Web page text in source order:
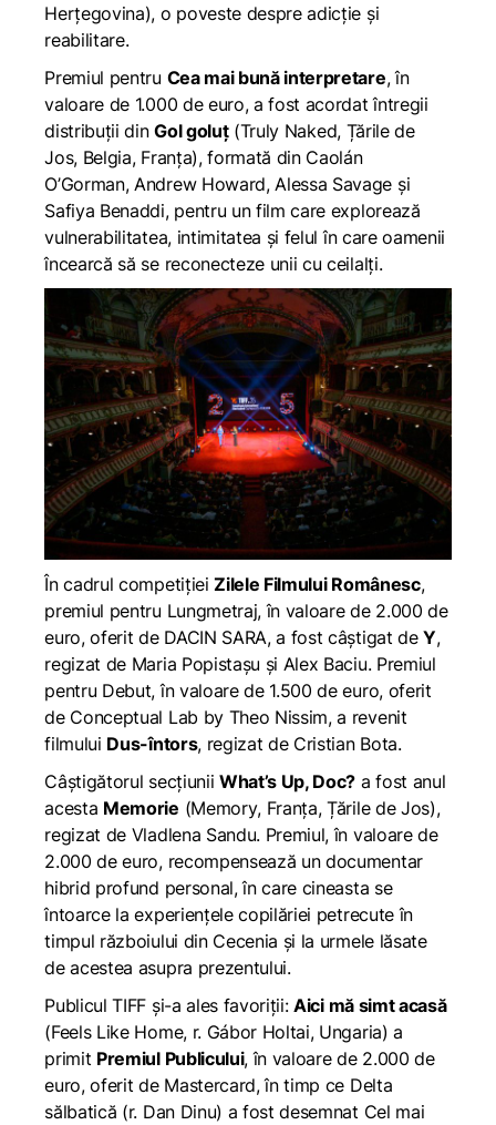
Herțegovina), o poveste despre adicție și
reabilitare.
Premiul pentru Cea mai bună interpretare, în
valoare de 1.000 de euro, a fost acordat întregii
distribuții dinGol goluț (Truly Naked, Țările de
Jos, Belgia, Franța), formată din Caolán
O’Gorman, Andrew Howard, Alessa Savage și
Safiya Benaddi, pentru un film care explorează
vulnerabilitatea, intimitatea și felul în care oamenii
încearcă să se reconecteze unii cu ceilalți.
În cadrul competițieiZilele Filmului Românesc,
premiul pentru Lungmetraj, în valoare de 2.000 de
euro, oferit de DACIN SARA, a fost câștigat deY,
regizat de Maria Popistașu și Alex Baciu. Premiul
pentru Debut, în valoare de 1.500 de euro, oferit
de Conceptual Lab by Theo Nissim, a revenit
filmului Dus-întors, regizat de Cristian Bota.
Câștigătorul secțiunii What’s Up, Doc? a fost anul
acesta Memorie (Memory, Franța, Țările de Jos),
regizat de Vladlena Sandu. Premiul, în valoare de
2.000 de euro, recompensează un documentar
hibrid profund personal, în care cineasta se
întoarce la experiențele copilăriei petrecute în
timpul războiului din Cecenia și la urmele lăsate
de acestea asupra prezentului.
Publicul TIFF și-a ales favoriții:Aici mă simt acasă
(Feels Like Home, r. Gábor Holtai, Ungaria) a
primit Premiul Publicului, în valoare de 2.000 de
euro, oferit de Mastercard, în timp ce Delta
sălbatică (r. Dan Dinu) a fost desemnat Cel mai